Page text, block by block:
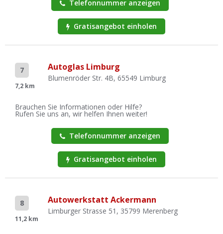
Telefonnummer anzeigen
Gratisangebot einholen
7
7,2 km
Autoglas Limburg
Blumenröder Str. 4B, 65549 Limburg
Brauchen Sie Informationen oder Hilfe?
Rufen Sie uns an, wir helfen Ihnen weiter!
Telefonnummer anzeigen
Gratisangebot einholen
8
11,2 km
Autowerkstatt Ackermann
Limburger Strasse 51, 35799 Merenberg